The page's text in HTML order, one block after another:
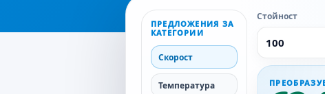
ПРЕДЛОЖЕНИЯ ЗА
КАТЕГОРИИ
Скорост
Температура
Стойност